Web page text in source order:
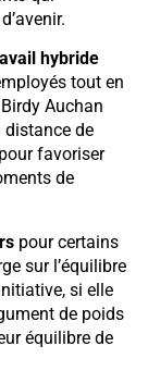
hybride
tout en
Auchan
de
favoriser
de
pour certains
sur l’équilibre
si elle
de poids
équilibre de